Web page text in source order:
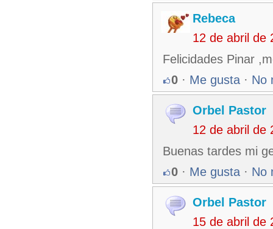
Rebeca
12 de abril de
Felicidades Pinar
0 · Me gusta · No
Orbel Pastor
12 de abril de
Buenas tardes mi
0 · Me gusta · No
Orbel Pastor
15 de abril de